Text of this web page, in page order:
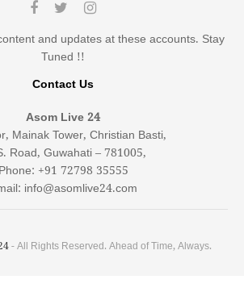
and updates at these accounts. Stay
Tuned !!
Contact Us
Asom Live 24
Mainak Tower, Christian Basti,
Road, Guwahati – 781005,
Phone: +91 72798 35555
info@asomlive24.com
- All Rights Reserved. Ahead of Time, Always.